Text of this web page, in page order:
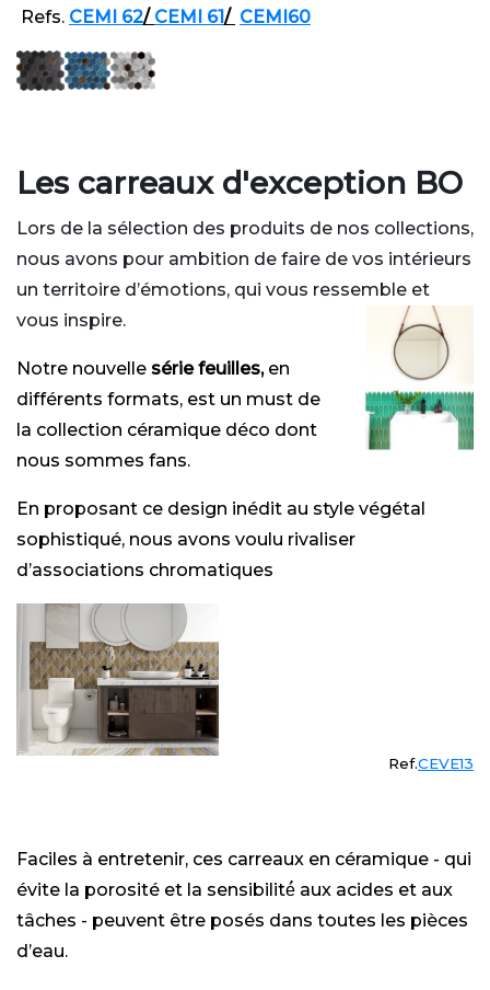
Refs. CEMI 62/ CEMI 61/ CEMI60
Les carreaux d'exception BO
Lors de la sélection des produits de nos collections,
nous avons pour ambition de faire de vos intérieurs
un territoire d’émotions, qui vous ressemble et
vous inspire.
Notre nouvelle série feuilles,en
différents formats, est un must de
la collection céramique déco dont
nous sommes fans.
En proposant ce design inédit au style végétal
sophistiqué, nous avons voulu rivaliser
d’associations chromatiques
Ref.CEVE13
Faciles à entretenir, ces carreaux en céramique - qui
évite la porosité et la sensibilité́ aux acides et aux
tâches - peuvent être posés dans toutes les pièces
d’eau.